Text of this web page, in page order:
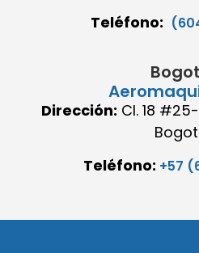
Teléfono:
Dirección: Cl. 18
Teléfono: +57